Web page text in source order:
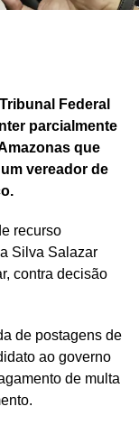
Federal
parcialmente
que
vereador de
recurso
Silva Salazar
contra decisão
de postagens de
ao governo
de multa